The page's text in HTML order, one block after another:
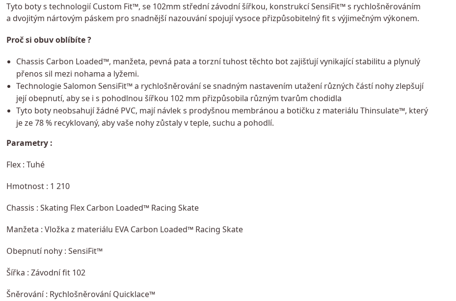
Tyto boty s technologií Custom Fit™, se 102mm střední závodní šířkou, konstrukcí SensiFit™ s rychlošněrováním
a dvojitým nártovým páskem pro snadnější nazouvání spojují vysoce přizpůsobitelný fit s výjimečným výkonem.
Proč si obuv oblíbíte ?
Chassis Carbon Loaded™, manžeta, pevná pata a torzní tuhost těchto bot zajišťují vynikající stabilitu a plynulý
přenos sil mezi nohama a lyžemi.
Technologie Salomon SensiFit™ a rychlošněrování se snadným nastavením utažení různých částí nohy zlepšují
její obepnutí, aby se i s pohodlnou šířkou 102 mm přizpůsobila různým tvarům chodidla
Tyto boty neobsahují žádné PVC, mají návlek s prodyšnou membránou a botičku z materiálu Thinsulate™, který
je ze 78 % recyklovaný, aby vaše nohy zůstaly v teple, suchu a pohodlí.
Parametry :
Flex : Tuhé
Hmotnost : 1 210
Chassis : Skating Flex Carbon Loaded™ Racing Skate
Manžeta : Vložka z materiálu EVA Carbon Loaded™ Racing Skate
Obepnutí nohy : SensiFit™
Šířka : Závodní fit 102
Šněrování : Rychlošněrování Quicklace™